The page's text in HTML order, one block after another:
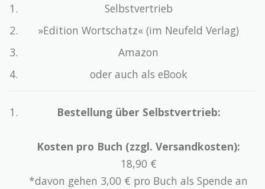
Selbstvertrieb
»Edition Wortschatz« (im Neufeld Verlag)
Amazon
oder auch als eBook
Bestellung über Selbstvertrieb:
Kosten pro Buch (zzgl. Versandkosten):
18,90 €
*davon gehen 3,00 € pro Buch als Spende an